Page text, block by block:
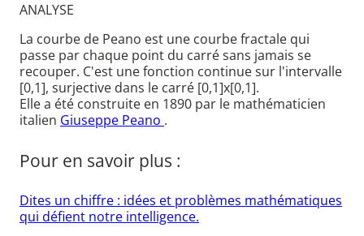
ANALYSE
La courbe de Peano est une courbe fractale qui
passe par chaque point du carré sans jamais se
recouper. C'est une fonction continue sur l'intervalle
[0,1], surjective dans le carré [0,1]x[0,1].
Elle a été construite en 1890 par le mathématicien
italien Giuseppe Peano .
Pour en savoir plus :
Dites un chiffre : idées et problèmes mathématiques
qui défient notre intelligence.